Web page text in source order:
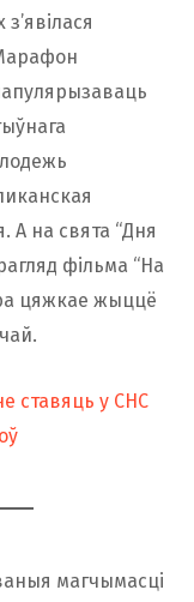
А на свята “Дня
фільма “На
цяжкае жыццё
ставяць у СНС
магчымасці